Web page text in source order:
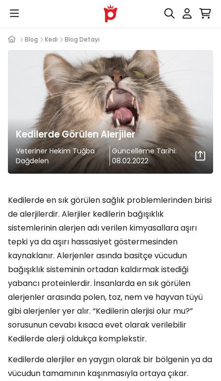
Blog Kedi Blog Detayı
Kedilerde Görülen Alerjiler
Veteriner Hekim Tuğba
Dağdelen
Güncelleme Tarihi:
08.02.2022
Kedilerde en sık görülen sağlık problemlerinden birisi
de alerjilerdir. Alerjiler kedilerin bağışıklık
sistemlerinin alerjen adı verilen kimyasallara aşırı
tepki ya da aşırı hassasiyet göstermesinden
kaynaklanır. Alerjenler asında basitçe vücudun
bağışıklık sisteminin ortadan kaldırmak istediği
yabancı proteinlerdir. İnsanlarda en sık görülen
alerjenler arasında polen, toz, nem ve hayvan tüyü
gibi alerjenler yer alır. “Kedilerin alerjisi olur mu?”
sorusunun cevabı kısaca evet olarak verilebilir
Kedilerde alerji oldukça komplekstir.
Kedilerde alerjiler en yaygın olarak bir bölgenin ya da
vücudun tamamının kaşınmasıyla ortaya çıkar.